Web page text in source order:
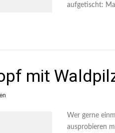
aufgetischt:
mit
Wer gerne
ausprobieren